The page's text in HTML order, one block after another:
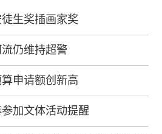
生奖插画家奖
仍维持超警
申请额创新高
加文体活动提醒